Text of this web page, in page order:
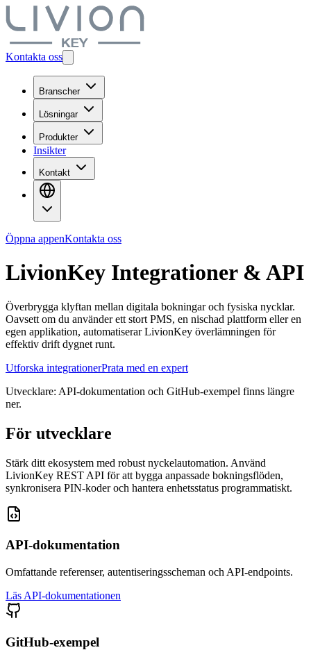
Kontakta oss
Branscher
Lösningar
Produkter
Insikter
Kontakt
Öppna appenKontakta oss
LivionKey Integrationer & API
Överbrygga klyftan mellan digitala bokningar och fysiska nycklar.
Oavsett om du använder ett stort PMS, en nischad plattform eller en
egen applikation, automatiserar LivionKey överlämningen för
effektiv drift dygnet runt.
Utforska integrationerPrata med en expert
Utvecklare: API-dokumentation och GitHub-exempel finns längre
ner.
För utvecklare
Stärk ditt ekosystem med robust nyckelautomation. Använd
LivionKey REST API för att bygga anpassade bokningsflöden,
synkronisera PIN-koder och hantera enhetsstatus programmatiskt.
API-dokumentation
Omfattande referenser, autentiseringsscheman och API-endpoints.
Läs API-dokumentationen
GitHub-exempel